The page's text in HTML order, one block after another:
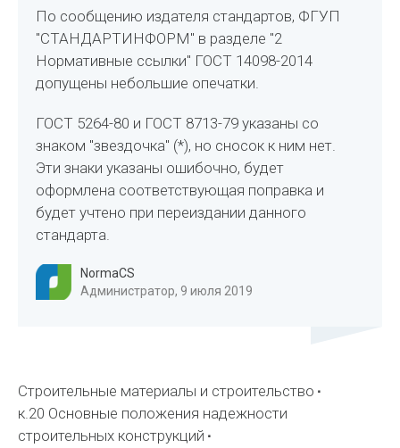
По сообщению издателя стандартов, ФГУП
"СТАНДАРТИНФОРМ" в разделе "2
Нормативные ссылки" ГОСТ 14098-2014
допущены небольшие опечатки.
ГОСТ 5264-80 и ГОСТ 8713-79 указаны со
знаком "звездочка" (*), но сносок к ним нет.
Эти знаки указаны ошибочно, будет
оформлена соответствующая поправка и
будет учтено при переиздании данного
стандарта.
NormaCS
Администратор, 9 июля 2019
Строительные материалы и строительство
к.20 Основные положения надежности
строительных конструкций